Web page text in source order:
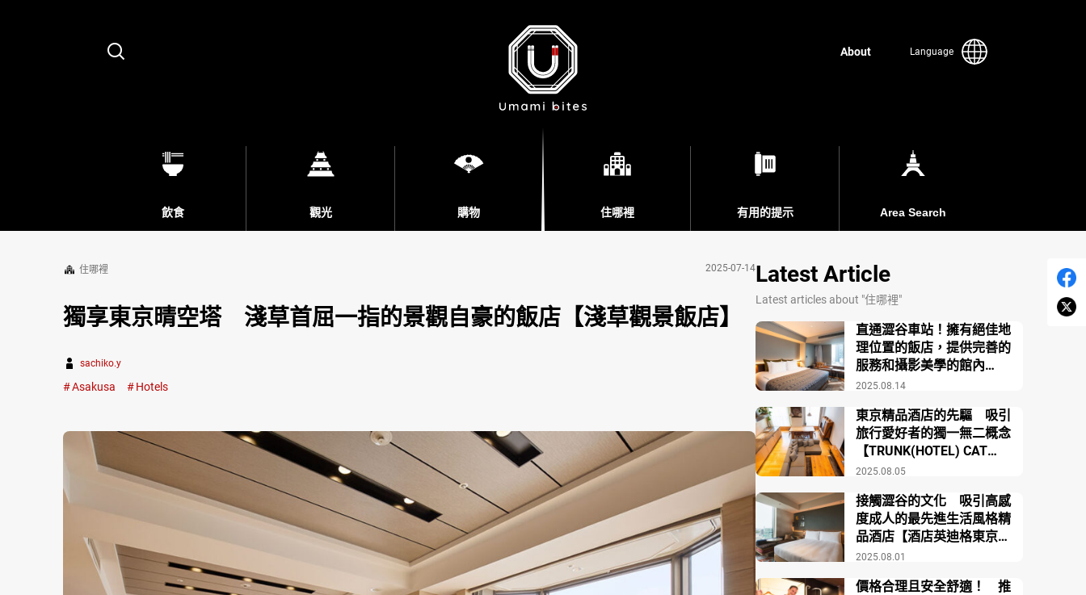
Search
About Language
飲食 觀光 購物 住哪裡 有用的提示 Area Search
住哪裡 2025-07-14
獨享東京晴空塔 淺草首屈一指的景觀自豪的飯店【淺草觀景飯店】
sachiko.y
Asakusa Hotels
Latest Article
Latest articles about "住哪裡"
2025.08.14
直通澀谷車站！擁有絕佳地
理位置的飯店，提供完善的
服務和攝影美學的館內
【SHIBUYA STREAM
2025.08.05
東京精品酒店的先驅 吸引
旅行愛好者的獨一無二概念
【TRUNK(HOTEL) CAT
STREET】
2025.08.01
接觸澀谷的文化 吸引高感
度成人的最先進生活風格精
品酒店【酒店英迪格東京澀
谷】
價格合理且安全舒適！ 推